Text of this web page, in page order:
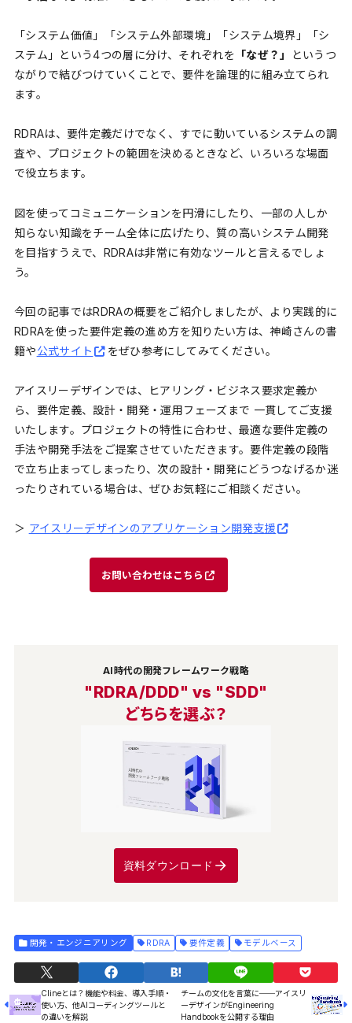
「システム価値」「システム外部環境」「システム境界」「シ
ステム」という4つの層に分け、それぞれを 「なぜ？」
というつ
ながりで結びつけていくことで、要件を論理的に組み立てられ
ます。
RDRAは、要件定義だけでなく、すでに動いているシステムの調
査や、プロジェクトの範囲を決めるときなど、いろいろな場面
で役立ちます。
図を使ってコミュニケーションを円滑にしたり、一部の人しか
知らない知識をチーム全体に広げたり、質の高いシステム開発
を目指すうえで、RDRAは非常に有効なツールと言えるでしょ
う。
今回の記事ではRDRAの概要をご紹介しましたが、より実践的に
RDRAを使った要件定義の進め方を知りたい方は、神崎さんの書
籍や公式サイト をぜひ参考にしてみてください。
アイスリーデザインでは、ヒアリング・ビジネス要求定義か
ら、要件定義、設計・開発・運用フェーズまで 一貫してご支援
いたします。プロジェクトの特性に合わせ、最適な要件定義の
手法や開発手法をご提案させていただきます。要件定義の段階
で立ち止まってしまったり、次の設計・開発にどうつなげるか迷
ったりされている場合は、ぜひお気軽にご相談ください。
＞ アイスリーデザインのアプリケーション開発支援
お問い合わせはこちら
AI時代の開発フレームワーク戦略
"RDRA/DDD" vs "SDD"
どちらを選ぶ？
資料ダウンロード
開発・エンジニアリング RDRA 要件定義 モデルベース
Clineとは？機能や料金、導入手順・
使い方、他AIコーディングツールと
の違いを解説
チームの文化を言葉に──アイスリ
ーデザインがEngineering
Handbookを公開する理由